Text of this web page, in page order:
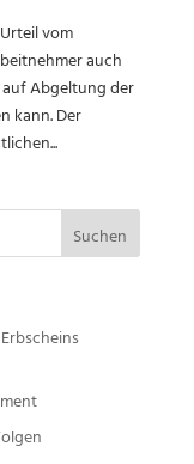
vom
auch
Abgeltung der
kann. Der